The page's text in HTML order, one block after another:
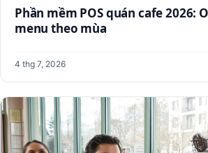
Phần mềm POS quán cafe 2026:
menu theo mùa
4 thg 7, 2026